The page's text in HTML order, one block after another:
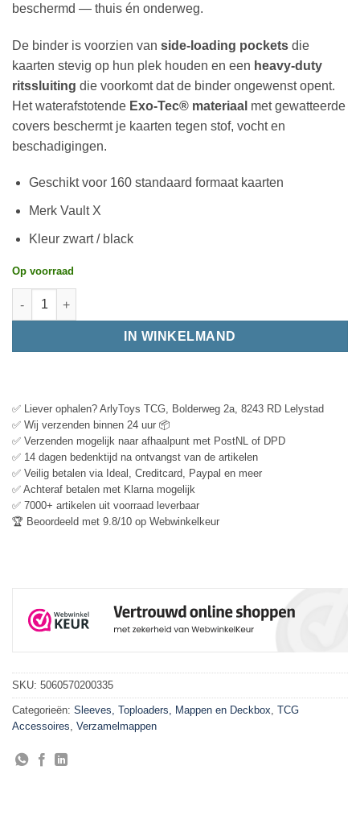
beschermd — thuis én onderweg.
De binder is voorzien van side-loading pockets die
kaarten stevig op hun plek houden en een heavy-duty
ritssluiting die voorkomt dat de binder ongewenst opent.
Het waterafstotende Exo-Tec® materiaal met gewatteerde
covers beschermt je kaarten tegen stof, vocht en
beschadigingen.
Geschikt voor 160 standaard formaat kaarten
Merk Vault X
Kleur zwart / black
Op voorraad
IN WINKELMAND
✅ Liever ophalen? ArlyToys TCG, Bolderweg 2a, 8243 RD Lelystad
✅ Wij verzenden binnen 24 uur 📦
✅ Verzenden mogelijk naar afhaalpunt met PostNL of DPD
✅ 14 dagen bedenktijd na ontvangst van de artikelen
✅ Veilig betalen via Ideal, Creditcard, Paypal en meer
✅ Achteraf betalen met Klarna mogelijk
✅ 7000+ artikelen uit voorraad leverbaar
🏆 Beoordeeld met 9.8/10 op Webwinkelkeur
SKU: 5060570200335
Categorieën: Sleeves, Toploaders, Mappen en Deckbox TCG
Accessoires Verzamelmappen